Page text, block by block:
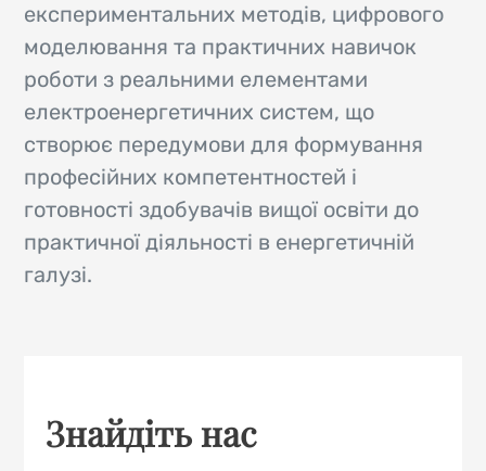
експериментальних методів, цифрового
моделювання та практичних навичок
роботи з реальними елементами
електроенергетичних систем, що
створює передумови для формування
професійних компетентностей і
готовності здобувачів вищої освіти до
практичної діяльності в енергетичній
галузі.
Знайдіть нас